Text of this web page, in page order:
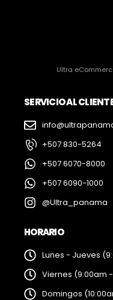
Ultra
SERVICIO AL
+507 830-5264
+507 6070-8000
+507 6090-1000
@Ultra_panama
HORARIO
Lunes - Jueves
Viernes (9:00am
Domingos